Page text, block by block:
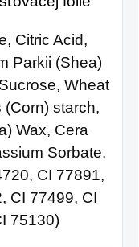
Citric Acid,
Parkii (Shea)
Wheat
(Corn) starch,
Wax, Cera
Sorbate.
CI 77891,
CI 77499, CI
75130)